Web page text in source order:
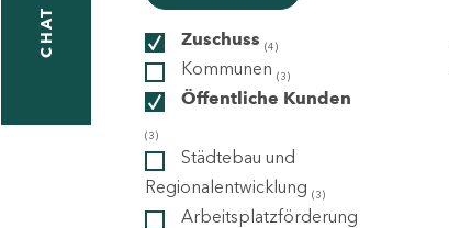
CHAT Zuschuss (4)
Kommunen (3)
Öffentliche Kunden
(3)
Städtebau und
Regionalentwicklung (3)
Arbeitsplatzförderung